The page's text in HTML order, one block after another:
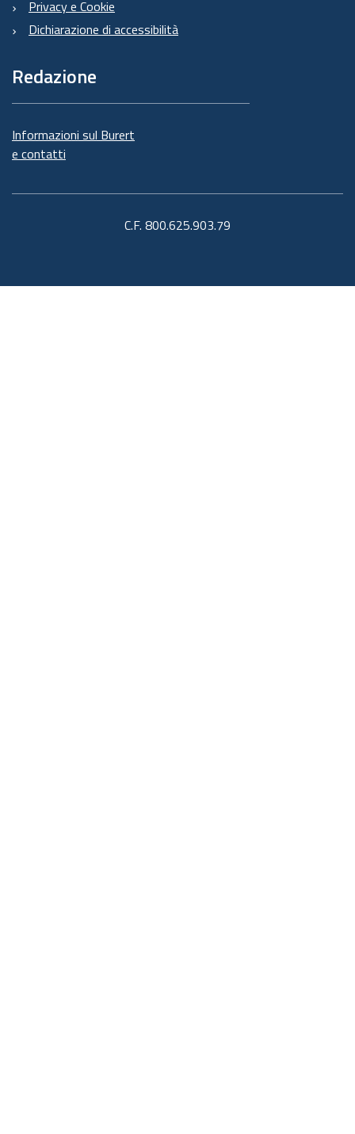
Privacy e Cookie
Dichiarazione di accessibilità
Redazione
Informazioni sul Burert
e contatti
C.F. 800.625.903.79